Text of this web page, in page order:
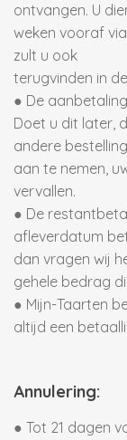
ontvangen. U
weken vooraf
zult u ook
terugvinden in
● De
Doet u dit later,
andere
aan te nemen,
vervallen.
● De
afleverdatum
dan vragen wij
gehele bedrag
● Mijn-Taarten
altijd een
Annulering:
● Tot 21 dagen